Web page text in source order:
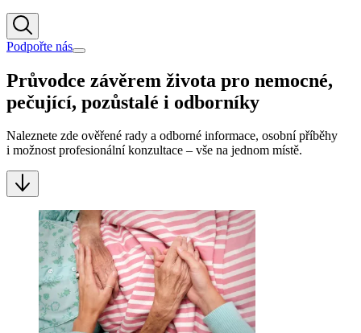
Podpořte nás
Průvodce závěrem života pro nemocné,
pečující, pozůstalé i odborníky
Naleznete zde ověřené rady a odborné informace, osobní příběhy
i možnost profesionální konzultace – vše na jednom místě.